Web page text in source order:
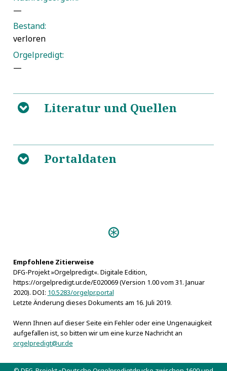
—
Bestand:
verloren
Orgelpredigt:
—
B Literatur und Quellen
Jenischen Gebäuden. Das ist: Die F. S. Residentz-Stadt
Jena
B Portaldaten
Empfohlene Zitierweise
DFG-Projekt »Orgelpredigt«. Digitale Edition,
https://orgelpredigt.ur.de/E020069 (Version 1.00 vom 31. Januar
2020). DOI: 10.5283/orgelpr.portal
Letzte Änderung dieses Dokuments am 16. Juli 2019.
Wenn Ihnen auf dieser Seite ein Fehler oder eine Ungenauigkeit
aufgefallen ist, so bitten wir um eine kurze Nachricht an
orgelpredigt@ur.de